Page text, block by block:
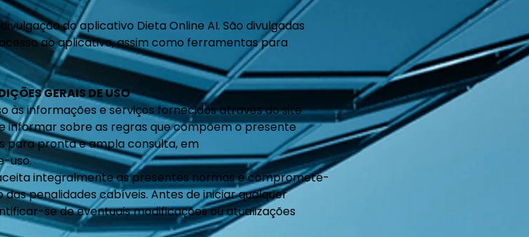
do aplicativo Dieta Online AI. São divulgadas
ao aplicativo, assim como ferramentas para
GERAIS DE USO
às informações e serviços fornecidos através do site
informar sobre as regras que compõem o presente
para pronta e ampla consulta, em
uso.
integralmente as presentes normas e compromete-
penalidades cabíveis. Antes de iniciar qualquer
se de eventuais modificações ou atualizações